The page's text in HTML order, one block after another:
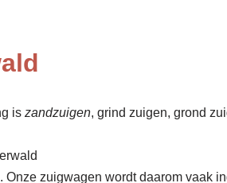
is zandzuigen, grind zuigen, grond
zuigwagen wordt daarom vaak